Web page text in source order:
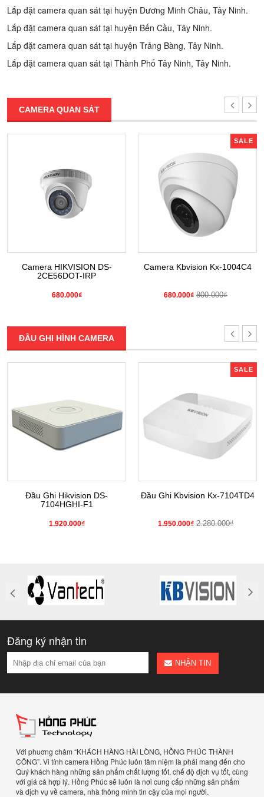
Lắp đặt camera quan sát tại huyện Dương Minh Châu, Tây Ninh.
Lắp đặt camera quan sát tại huyện Bến Cầu, Tây Ninh.
Lắp đặt camera quan sát tại huyện Trảng Bàng, Tây Ninh.
Lắp đặt camera quan sát tại Thành Phố Tây Ninh, Tây Ninh.
CAMERA QUAN SÁT
Camera HIKVISION DS-
2CE56DOT-IRP
680.000₫
SALE
Camera Kbvision Kx-1004C4
680.000₫ 800.000₫
ĐẦU GHI HÌNH CAMERA
Đầu Ghi Hikvision DS-
7104HGHI-F1
1.920.000₫
SALE
Đầu Ghi Kbvision Kx-7104TD4
1.950.000₫ 2.280.000₫
Đăng ký nhận tin
NHẬN TIN
Với phuơng châm “KHÁCH HÀNG HÀI LÒNG, HỒNG PHÚC THÀNH
CÔNG”. Vi tính camera Hồng Phúc luôn tâm niệm là phải mang đến cho
Quý khách hàng những sản phẩm chất lượng tốt, chế độ dịch vụ tốt, cùng
với giá cả hợp lý. Hồng Phúc sẽ luôn là nơi cung cấp những sản phẩm
và dịch vụ về camera, nhà thông minh tin cậy của mọi người.